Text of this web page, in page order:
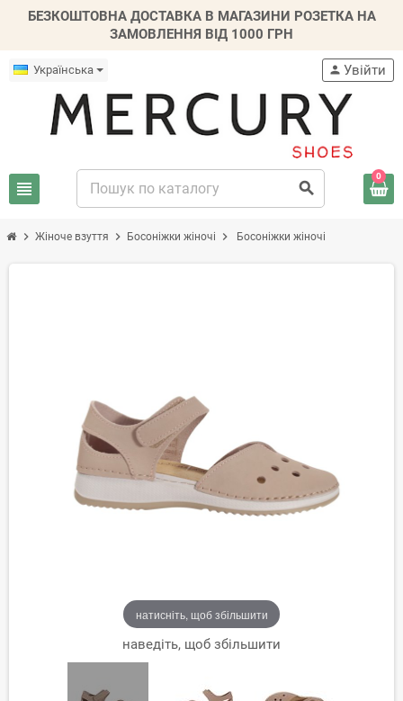
БЕЗКОШТОВНА ДОСТАВКА В МАГАЗИНИ РОЗЕТКА НА
ЗАМОВЛЕННЯ ВІД 1000 ГРН
Українська
view_headline search
person Увійти
0
chevron_right Жіноче взуття chevron_right Босоніжки жіночі chevron_right Босоніжки жіночі
натисніть, щоб збільшити
наведіть, щоб збільшити